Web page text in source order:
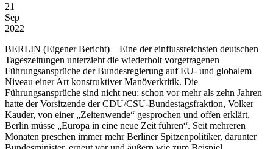
21
Sep
2022
BERLIN (Eigener Bericht) – Eine der einflussreichsten deutschen
Tageszeitungen unterzieht die wiederholt vorgetragenen
Führungsansprüche der Bundesregierung auf EU- und globalem
Niveau einer Art konstruktiver Manöverkritik. Die
Führungsansprüche sind nicht neu; schon vor mehr als zehn Jahren
hatte der Vorsitzende der CDU/CSU-Bundestagsfraktion, Volker
Kauder, von einer „Zeitenwende“ gesprochen und offen erklärt,
Berlin müsse „Europa in eine neue Zeit führen“. Seit mehreren
Monaten preschen immer mehr Berliner Spitzenpolitiker, darunter